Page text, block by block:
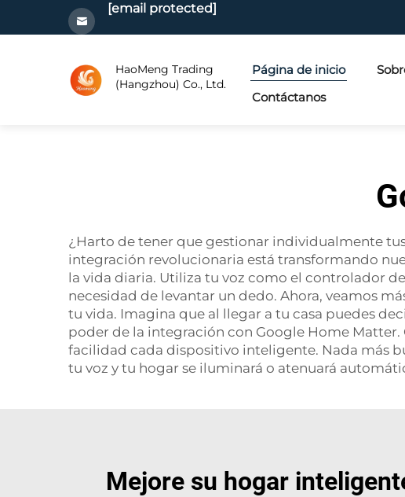
[email protected]
HaoMeng Trading
(Hangzhou) Co., Ltd.
Página de inicio
Contáctanos
¿Harto de tener que gestionar individualmente
integración revolucionaria está transformando
la vida diaria. Utiliza tu voz como el controlador
necesidad de levantar un dedo. Ahora, veamos
tu vida. Imagina que al llegar a tu casa puedes
poder de la integración con Google Home
facilidad cada dispositivo inteligente. Nada más
tu voz y tu hogar se iluminará o atenuará
Mejore su hogar